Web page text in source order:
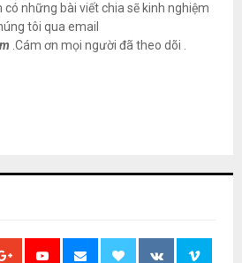
có những bài viết chia sẽ kinh nghiệm
tôi qua email
.Cám ơn mọi người đã theo dõi .